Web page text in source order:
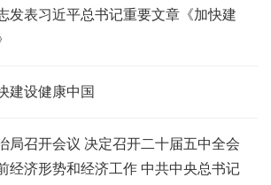
发表习近平总书记重要文章《加快建
建设健康中国
局召开会议 决定召开二十届五中全会
经济形势和经济工作 中共中央总书记